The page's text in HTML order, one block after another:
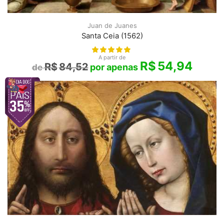
Juan de Juanes
Santa Ceia (1562)
A partir de
R$84,52 R$54,94